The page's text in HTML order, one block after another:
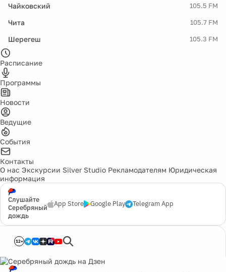
Чайковский 105.5 FM
Чита 105.7 FM
Шерегеш 105.3 FM
Расписание
Программы
Новости
Ведущие
События
Контакты
О нас Экскурсии Silver Studio Рекламодателям Юридическая
информация
Слушайте
Серебряный
дождь
App Store Google Play Telegram App
12+